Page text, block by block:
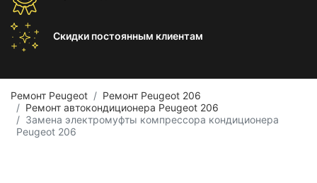
Скидки постоянным клиентам
Ремонт Peugeot
Ремонт Peugeot 206
Ремонт автокондиционера Peugeot 206
Замена электромуфты компрессора кондиционера
Peugeot 206